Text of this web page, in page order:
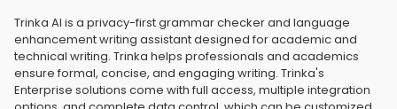
Trinka AI is a privacy-first grammar checker and language
enhancement writing assistant designed for academic and
technical writing. Trinka helps professionals and academics
ensure formal, concise, and engaging writing. Trinka's
Enterprise solutions come with full access, multiple integration